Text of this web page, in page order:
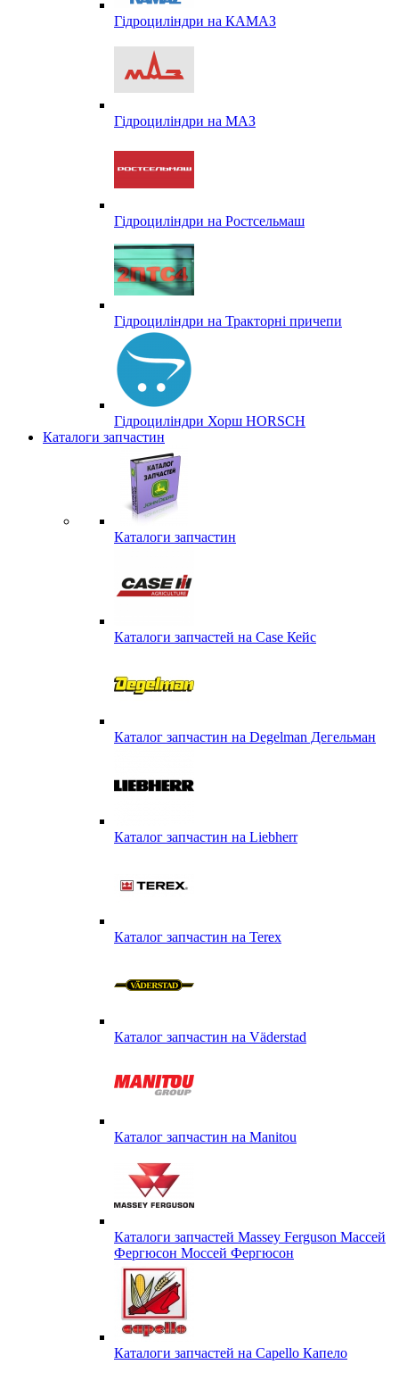
Гідроциліндри на КАМАЗ
Гідроциліндри на МАЗ
Гідроциліндри на Ростсельмаш
Гідроциліндри на Тракторні причепи
Гідроциліндри Хорш HORSCH
Каталоги запчастин
Каталоги запчастин
Каталоги запчастей на Case Кейс
Каталог запчастин на Degelman Дегельман
Каталог запчастин на Liebherr
Каталог запчастин на Terex
Каталог запчастин на Väderstad
Каталог запчастин на Маnitou
Каталоги запчастей Massey Ferguson Массей
Фергюсон Моссей Фергюсон
Каталоги запчастей на Capello Капело